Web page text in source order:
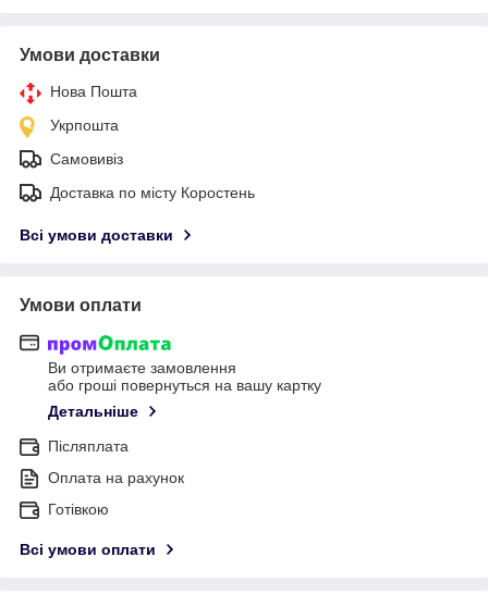
Умови доставки
Нова Пошта
Укрпошта
Самовивіз
Доставка по місту Коростень
Всі умови доставки
Умови оплати
Ви отримаєте замовлення
або гроші повернуться на вашу картку
Детальніше
Післяплата
Оплата на рахунок
Готівкою
Всі умови оплати